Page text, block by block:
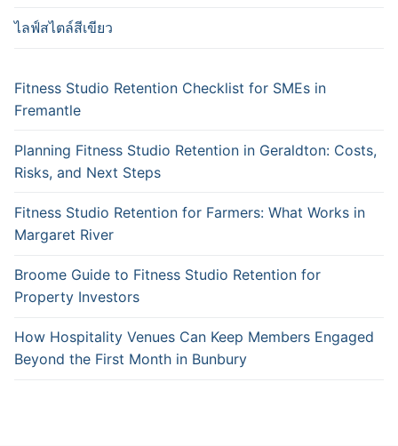
ไลฟ์สไตล์สีเขียว
Fitness Studio Retention Checklist for SMEs in
Fremantle
Planning Fitness Studio Retention in Geraldton: Costs,
Risks, and Next Steps
Fitness Studio Retention for Farmers: What Works in
Margaret River
Broome Guide to Fitness Studio Retention for
Property Investors
How Hospitality Venues Can Keep Members Engaged
Beyond the First Month in Bunbury